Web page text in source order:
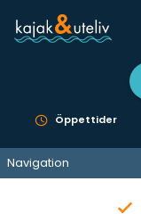
Öppettider
Navigation